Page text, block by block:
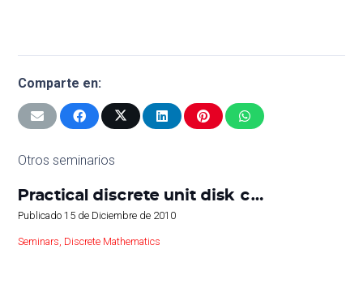
Comparte en:
Otros seminarios
Practical discrete unit disk c…
Publicado15 de Diciembre de 2010
Seminars Discrete Mathematics